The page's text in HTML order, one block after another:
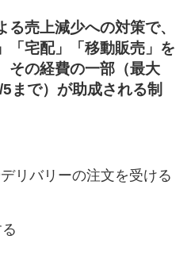
売上減少への対策で、
「宅配」「移動販売」を
その経費の一部（最大
まで）が助成される制
リバリーの注文を受ける